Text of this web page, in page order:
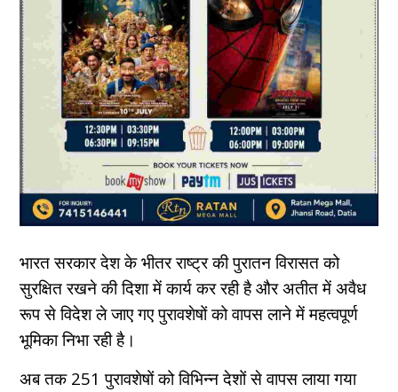
भारत सरकार देश के भीतर राष्ट्र की पुरातन विरासत को
सुरक्षित रखने की दिशा में कार्य कर रही है और अतीत में अवैध
रूप से विदेश ले जाए गए पुरावशेषों को वापस लाने में महत्वपूर्ण
भूमिका निभा रही है।
अब तक 251 पुरावशेषों को विभिन्न देशों से वापस लाया गया